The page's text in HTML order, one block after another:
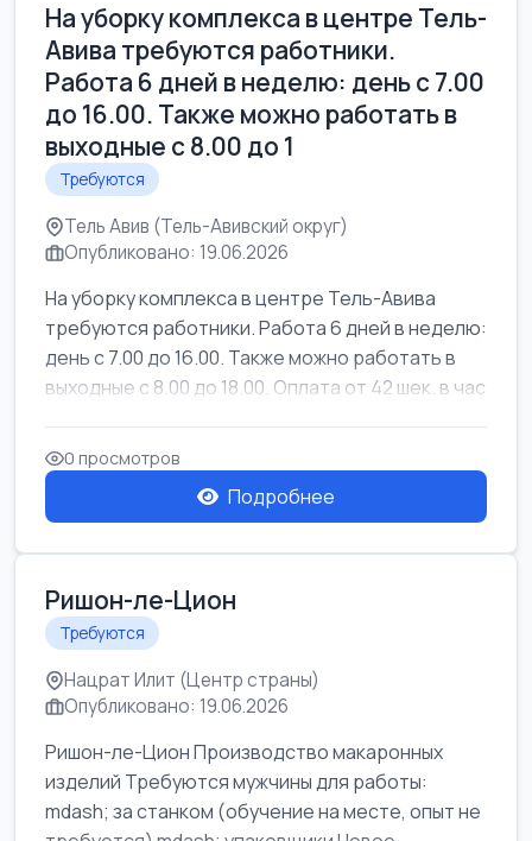
На уборку комплекса в центре Тель-
Авива требуются работники.
Работа 6 дней в неделю: день с 7.00
до 16.00. Также можно работать в
выходные с 8.00 до 1
Требуются
Тель Авив (Тель-Авивский округ)
Опубликовано: 19.06.2026
На уборку комплекса в центре Тель-Авива
требуются работники. Работа 6 дней в неделю:
день с 7.00 до 16.00. Также можно работать в
выходные с 8.00 до 18.00. Оплата от 42 шек. в час
0 просмотров
Подробнее
Ришон-ле-Цион
Требуются
Нацрат Илит (Центр страны)
Опубликовано: 19.06.2026
Ришон-ле-Цион Производство макаронных
изделий Требуются мужчины для работы:
mdash; за станком (обучение на месте, опыт не